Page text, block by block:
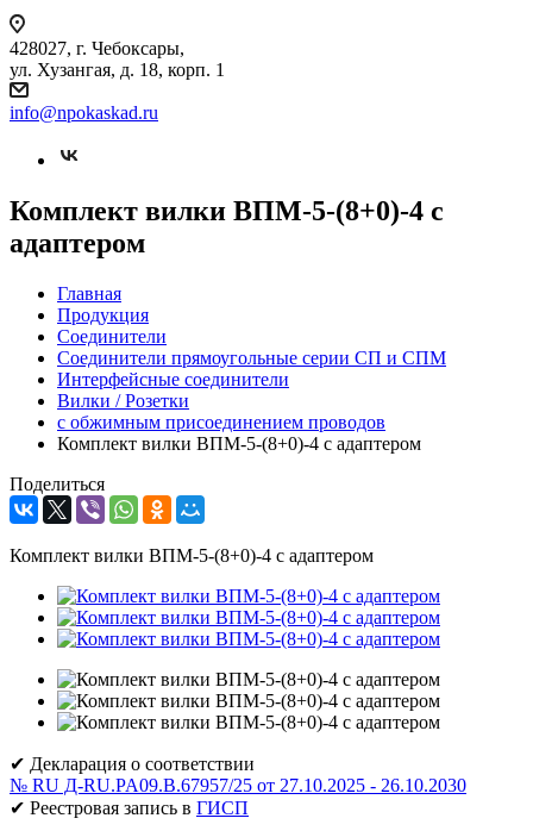
428027, г. Чебоксары,
ул. Хузангая, д. 18, корп. 1
info@npokaskad.ru
Комплект вилки ВПМ-5-(8+0)-4 с
адаптером
Главная
Продукция
Соединители
Соединители прямоугольные серии СП и СПМ
Интерфейсные соединители
Вилки / Розетки
с обжимным присоединением проводов
Комплект вилки ВПМ-5-(8+0)-4 с адаптером
Поделиться
Комплект вилки ВПМ-5-(8+0)-4 с адаптером
✔ Декларация о соответствии
№ RU Д-RU.PA09.B.67957/25 от 27.10.2025 - 26.10.2030
✔ Реестровая запись в ГИСП